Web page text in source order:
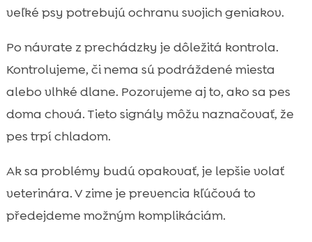
veľké psy potrebujú ochranu svojich geniakov.
Po návrate z prechádzky je dôležitá kontrola.
Kontrolujeme, či nema sú podráždené miesta
alebo vlhké dlane. Pozorujeme aj to, ako sa pes
doma chová. Tieto signály môžu naznačovať, že
pes trpí chladom.
Ak sa problémy budú opakovať, je lepšie volať
veterinára. V zime je prevencia kľúčová to
předejdeme možným komplikáciám.